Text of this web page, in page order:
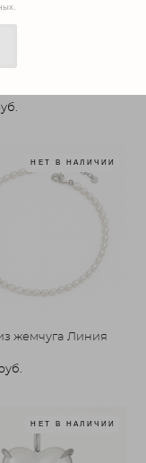
НЕТ В НАЛИЧИИ
жемчуга Линия
НЕТ В НАЛИЧИИ